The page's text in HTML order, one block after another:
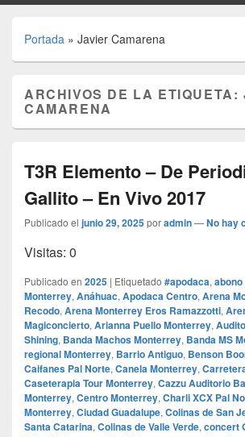
Portada » Javier Camarena
ARCHIVOS DE LA ETIQUETA:
CAMARENA
T3R Elemento – De
Gallito – En Vivo 2017
Publicado el junio 29, 2025poradmin—No hay
Visitas: 0
Publicado en 2025 | Etiquetado #apodaca,
Monterrey, Anáhuac, Apodaca Centro, Arena
Recodo, Arena Monterrey Eros Ramazzotti,
Magiconcierto, Arianna Puello Monterrey,
Shining, Banda Machos Monterrey, Banda MS
regional Monterrey, Barrio Antiguo, Benson
Caifanes Pal Norte, Canela Monterrey,
Caseterapia Tour Monterrey, Cazzu Auditorio
Monterrey, Centro Monterrey, Charli XCX Pal
Monterrey, Ciudad Guadalupe, Colinas de San
Santa Catarina, Colinas de Valle Verde, concert